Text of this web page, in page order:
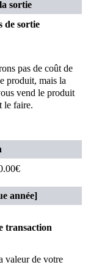
sortie
de sortie
pas de coût de
produit, mais la
vend le produit
le faire.
année]
transaction
valeur de votre